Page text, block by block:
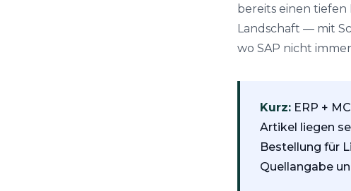
bereits einen tiefen
Landschaft — mit
wo SAP nicht
Kurz: ERP +
Artikel liegen
Bestellung für
Quellangabe